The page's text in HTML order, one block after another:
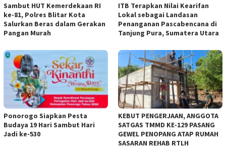
Sambut HUT Kemerdekaan RI
ke-81, Polres Blitar Kota
Salurkan Beras dalam Gerakan
Pangan Murah
ITB Terapkan Nilai Kearifan
Lokal sebagai Landasan
Penanganan Pascabencana di
Tanjung Pura, Sumatera Utara
Ponorogo Siapkan Pesta
Budaya 19 Hari Sambut Hari
Jadi ke-530
KEBUT PENGERJAAN, ANGGOTA
SATGAS TMMD KE-129 PASANG
GEWEL PENOPANG ATAP RUMAH
SASARAN REHAB RTLH